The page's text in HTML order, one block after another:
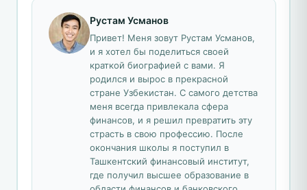
Рустам Усманов
Привет! Меня зовут Рустам Усманов,
и я хотел бы поделиться своей
краткой биографией с вами. Я
родился и вырос в прекрасной
стране Узбекистан. С самого детства
меня всегда привлекала сфера
финансов, и я решил превратить эту
страсть в свою профессию. После
окончания школы я поступил в
Ташкентский финансовый институт,
где получил высшее образование в